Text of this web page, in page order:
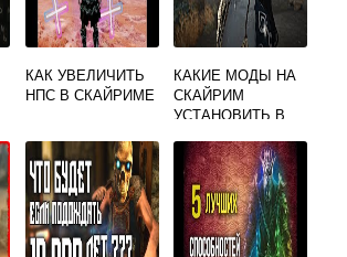
КАК УВЕЛИЧИТЬ
НПС В СКАЙРИМЕ
КАКИЕ МОДЫ НА
СКАЙРИМ
УСТАНОВИТЬ В
ОЧЕРЕДЬ